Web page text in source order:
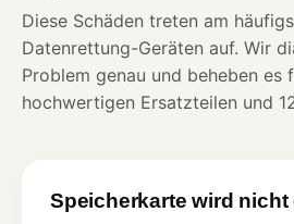
Diese Schäden treten am
Datenrettung-Geräten auf. Wir
Problem genau und beheben es
hochwertigen Ersatzteilen und
Speicherkarte wird nicht